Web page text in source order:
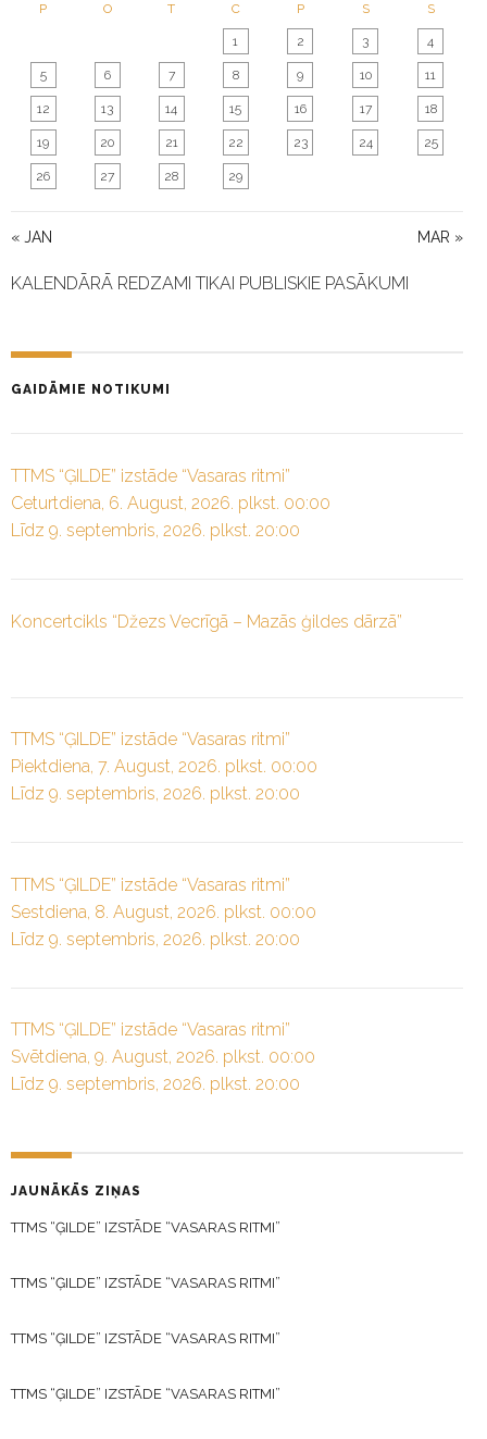
P O T C P S S
« JAN MAR »
1 2 3 4
5 6 7 8 9 10 11
12 13 14 15 16 17 18
19 20 21 22 23 24 25
26 27 28 29
KALENDĀRĀ REDZAMI TIKAI PUBLISKIE PASĀKUMI
GAIDĀMIE NOTIKUMI
TTMS “ĢILDE” izstāde “Vasaras ritmi”
Ceturtdiena, 6. August, 2026. plkst. 00:00
Līdz 9. septembris, 2026. plkst. 20:00
Koncertcikls “Džezs Vecrīgā – Mazās ģildes dārzā”
TTMS “ĢILDE” izstāde “Vasaras ritmi”
Piektdiena, 7. August, 2026. plkst. 00:00
Līdz 9. septembris, 2026. plkst. 20:00
TTMS “ĢILDE” izstāde “Vasaras ritmi”
Sestdiena, 8. August, 2026. plkst. 00:00
Līdz 9. septembris, 2026. plkst. 20:00
TTMS “ĢILDE” izstāde “Vasaras ritmi”
Svētdiena, 9. August, 2026. plkst. 00:00
Līdz 9. septembris, 2026. plkst. 20:00
JAUNĀKĀS ZIŅAS
TTMS “ĢILDE” IZSTĀDE “VASARAS RITMI”
TTMS “ĢILDE” IZSTĀDE “VASARAS RITMI”
TTMS “ĢILDE” IZSTĀDE “VASARAS RITMI”
TTMS “ĢILDE” IZSTĀDE “VASARAS RITMI”